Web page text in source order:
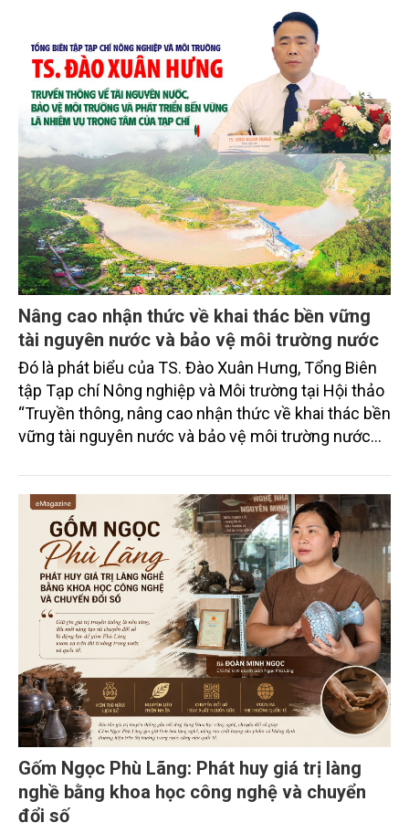
Nâng cao nhận thức về khai thác bền vững
tài nguyên nước và bảo vệ môi trường nước
Đó là phát biểu của TS. Đào Xuân Hưng, Tổng Biên
tập Tạp chí Nông nghiệp và Môi trường tại Hội thảo
“Truyền thông, nâng cao nhận thức về khai thác bền
vững tài nguyên nước và bảo vệ môi trường nước
trường phối hợp với Sở Nông nghiệp và Môi trường
tỉnh Lai Châu tổ chức ngày 10/7/2026. Hội thảo thu
hút sự tham gia của hơn 100 đại biểu là lãnh đạo
các đơn vị thuộc Bộ Nông nghiệp và Môi trường,
chuyên gia, nhà khoa học, Sở Nông nghiệp và Môi
trường tỉnh Lai Châu và đại diện các cơ quan đơn vị
doanh nghiệp ở các tỉnh miền núi phía Bắc.
Gốm Ngọc Phù Lãng: Phát huy giá trị làng
nghề bằng khoa học công nghệ và chuyển
đổi số